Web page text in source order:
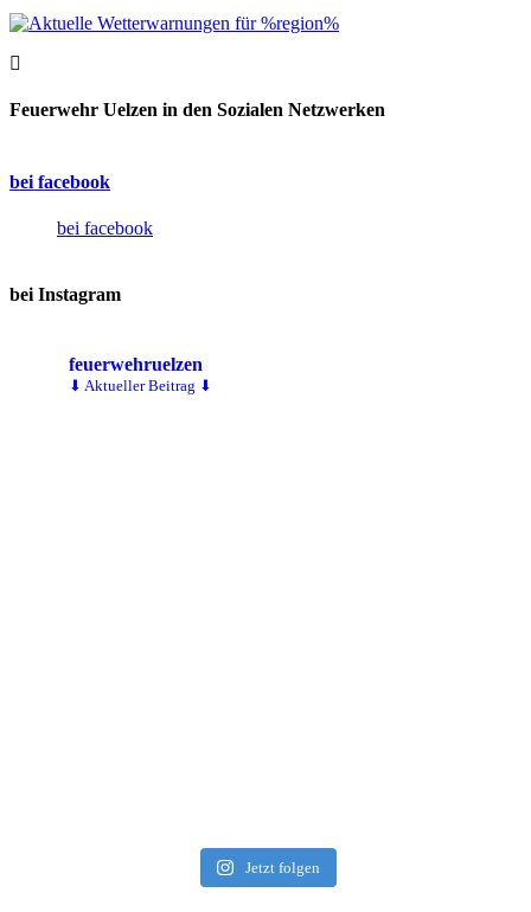
Feuerwehr Uelzen in den Sozialen Netzwerken
bei facebook
bei facebook
bei Instagram
feuerwehruelzen
⬇ Aktueller Beitrag ⬇
Jetzt folgen